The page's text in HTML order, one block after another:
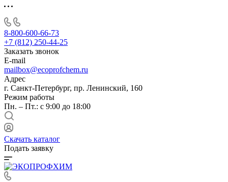
8-800-600-66-73
+7 (812) 250-44-25
Заказать звонок
E-mail
mailbox@ecoprofchem.ru
Адрес
г. Санкт-Петербург, пр. Ленинский, 160
Режим работы
Пн. – Пт.: с 9:00 до 18:00
Скачать каталог
Подать заявку